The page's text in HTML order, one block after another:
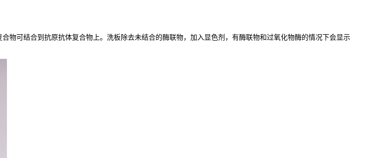
物可结合到抗原抗体复合物上。洗板除去未结合的酶联物，加入显色剂，有酶联物和过氧化物酶的情况下会显示